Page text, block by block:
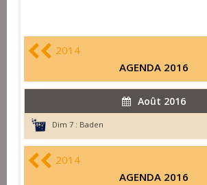
2014
AGENDA 2016
Août 2016
Dim 7 : Baden
2014
AGENDA 2016